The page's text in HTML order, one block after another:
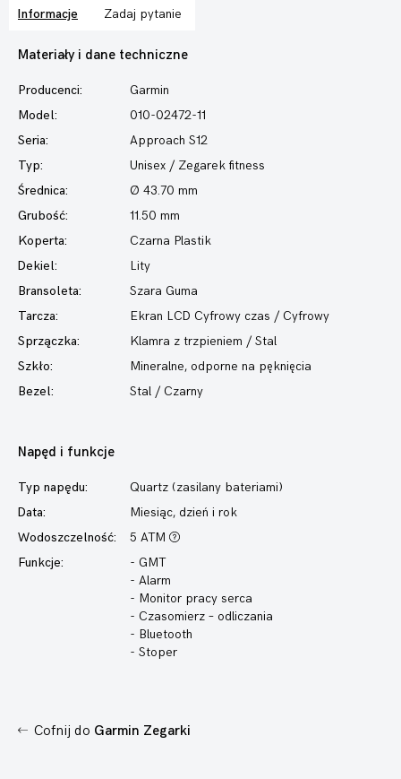
Informacje Zadaj pytanie
Materiały i dane techniczne
Producenci:
Garmin
Model:
010-02472-11
Seria:
Approach S12
Typ:
Unisex / Zegarek fitness
Średnica:
Ø 43.70 mm
Grubość:
11.50 mm
Koperta:
Czarna Plastik
Dekiel:
Lity
Bransoleta:
Szara Guma
Tarcza:
Ekran LCD Cyfrowy czas / Cyfrowy
Sprzączka:
Klamra z trzpieniem / Stal
Szkło:
Mineralne, odporne na pęknięcia
Bezel:
Stal / Czarny
Napęd i funkcje
Typ napędu:
Quartz (zasilany bateriami)
Data:
Miesiąc, dzień i rok
Wodoszczelność:
5 ATM
Funkcje:
- GMT
- Alarm
- Monitor pracy serca
- Czasomierz – odliczania
- Bluetooth
- Stoper
Cofnij do Garmin Zegarki